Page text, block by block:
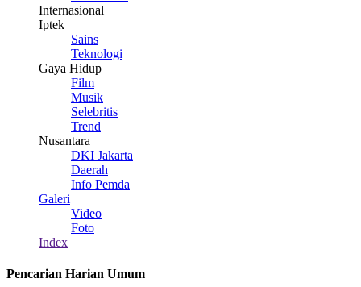
Internasional
Iptek
Sains
Teknologi
Gaya Hidup
Film
Musik
Selebritis
Trend
Nusantara
DKI Jakarta
Daerah
Info Pemda
Galeri
Video
Foto
Index
Pencarian Harian Umum